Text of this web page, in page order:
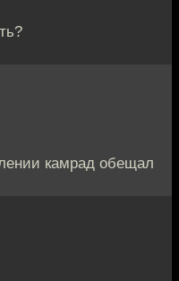
камрад обещал